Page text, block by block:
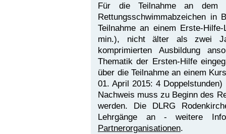
Für die Teilnahme an dem
Rettungsschwimmabzeichen in
Teilnahme an einem Erste-
min.), nicht älter als zwei
komprimierten Ausbildung
Thematik der Ersten-Hilfe
über die Teilnahme an einem
01. April 2015: 4
Nachweis muss zu Beginn des
werden. Die DLRG
Lehrgänge an - weitere
Partnerorganisationen.